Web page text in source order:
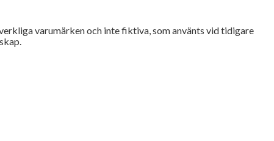
varumärken och inte fiktiva, som använts vid tidigare